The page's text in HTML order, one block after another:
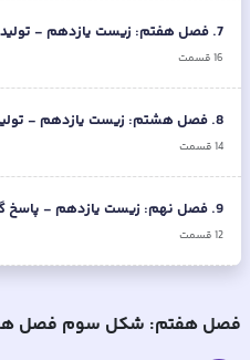
7
.فصل هفتم: زیست یازدهم -
16قسمت
8
. فصل هشتم: زیست یازدهم -
14قسمت
9
. فصل نهم: زیست یازدهم - پاسخ
12قسمت
فصل هفتم: شکل سوم فصل